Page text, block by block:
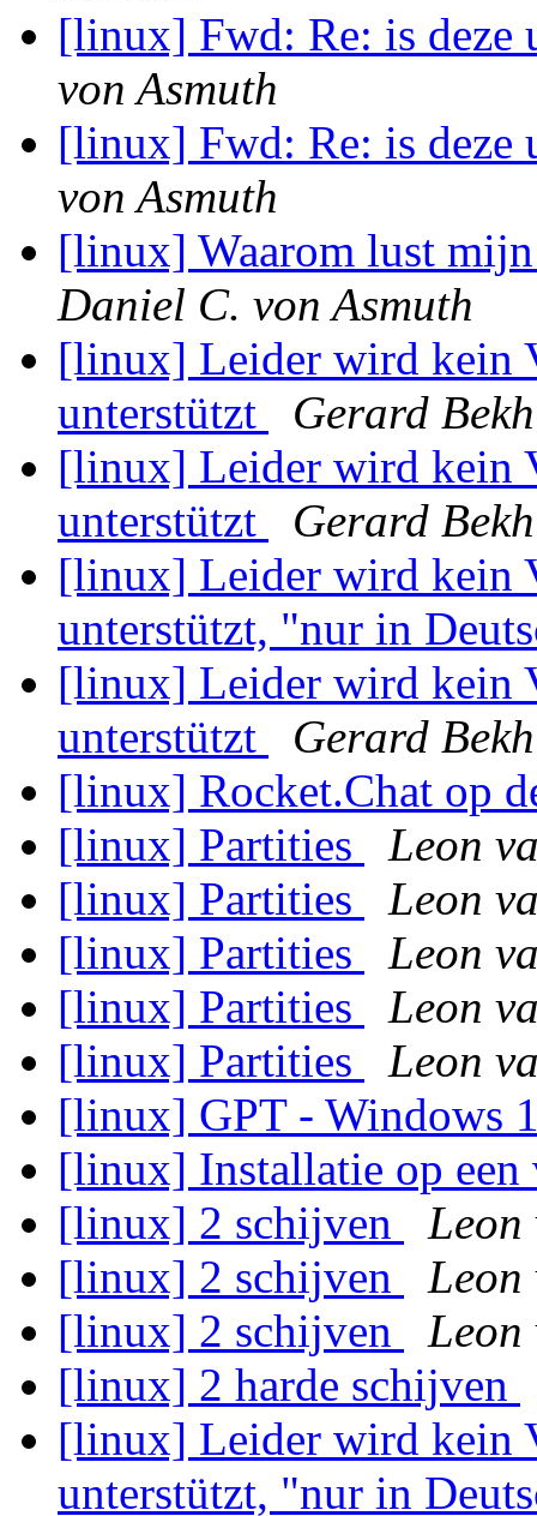
[linux] Fwd: Re: is deze
von Asmuth
[linux] Fwd: Re: is deze
von Asmuth
[linux] Waarom lust
Daniel C. von Asmuth
[linux] Leider wird kein
unterstützt
Gerard
[linux] Leider wird kein
unterstützt
Gerard
[linux] Leider wird kein
unterstützt, "nur in
[linux] Leider wird kein
unterstützt
Gerard
[linux] Rocket.Chat op
[linux] Partities
Leon
[linux] Partities
Leon
[linux] Partities
Leon
[linux] Partities
Leon
[linux] Partities
Leon
[linux] GPT - Windows
[linux] Installatie op
[linux] 2 schijven
Leon
[linux] 2 schijven
Leon
[linux] 2 schijven
Leon
[linux] 2 harde schijven
[linux] Leider wird kein
unterstützt, "nur in